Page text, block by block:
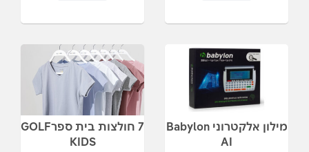
מילון אלקטרוני Babylon
AI
7 חולצות בית ספרGOLF
KIDS